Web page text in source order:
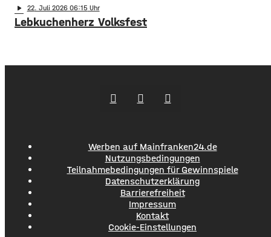
play_arrow 22. Juli 2026 06:15
Lebkuchenherz Volksfest
Werben auf Mainfranken24.de
Nutzungsbedingungen
Teilnahmebedingungen für Gewinnspiele
Datenschutzerklärung
Barrierefreiheit
Impressum
Kontakt
Cookie-Einstellungen